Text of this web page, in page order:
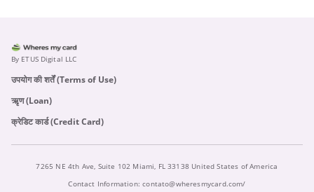
By ETUS Digital LLC
उपयोग की शर्तें (Terms of Use)
ऋृण (Loan)
क्रेडिट कार्ड (Credit Card)
7265 NE 4th Ave, Suite 102 Miami, FL 33138 United States of America
Contact Information:contato@wheresmycard.com/